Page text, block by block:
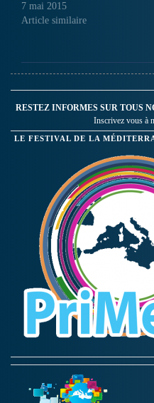
camps du conflit et enfants
héritiers de l'histoire
plein Sahara algérien. D'une
zone désertique irradiée aux
faubourgs…
7 mai 2015
Article similaire
RESTEZ INFORMES SUR TOUS
Inscrivez vous à
LE FESTIVAL DE LA